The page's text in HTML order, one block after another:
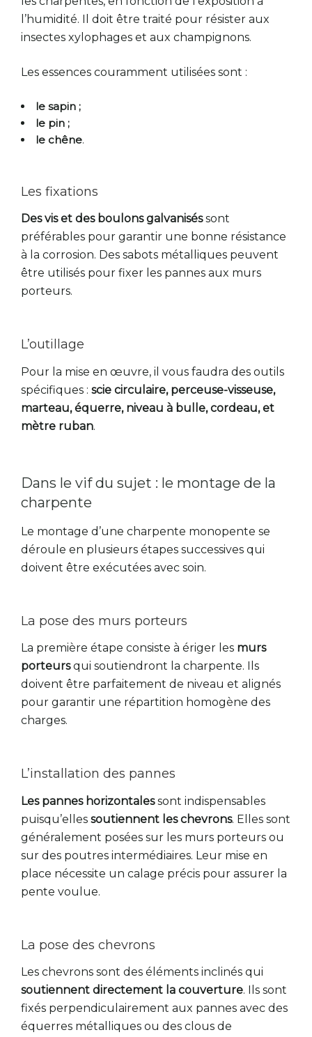
l’humidité. Il doit être traité pour résister aux
insectes xylophages et aux champignons.
Les essences couramment utilisées sont :
le sapin ;
le pin ;
le chêne.
Les fixations
Des vis et des boulons galvaniséssont
préférables pour garantir une bonne résistance
à la corrosion. Des sabots métalliques peuvent
être utilisés pour fixer les pannes aux murs
porteurs.
L’outillage
Pour la mise en œuvre, il vous faudra des outils
spécifiques : scie circulaire, perceuse-visseuse,
marteau, équerre, niveau à bulle, cordeau, et
mètre ruban.
Dans le vif du sujet : le montage de la
charpente
Le montage d’une charpente monopente se
déroule en plusieurs étapes successives qui
doivent être exécutées avec soin.
La pose des murs porteurs
La première étape consiste à ériger les murs
porteursqui soutiendront la charpente. Ils
doivent être parfaitement de niveau et alignés
pour garantir une répartition homogène des
charges.
L’installation des pannes
Les pannes horizontalessont indispensables
puisqu’elles soutiennent les chevrons. Elles sont
généralement posées sur les murs porteurs ou
sur des poutres intermédiaires. Leur mise en
place nécessite un calage précis pour assurer la
pente voulue.
La pose des chevrons
Les chevrons sont des éléments inclinés qui
soutiennent directement la couverture. Ils sont
fixés perpendiculairement aux pannes avec des
équerres métalliques ou des clous de